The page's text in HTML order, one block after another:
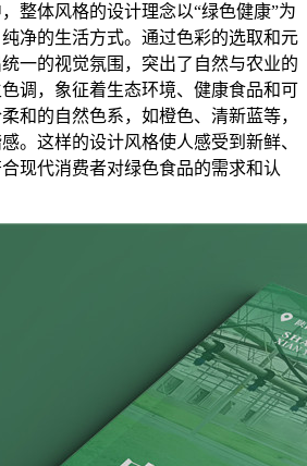
整体风格的设计理念以“绿色健康”为
净的生活方式。通过色彩的选取和元
一的视觉氛围，突出了自然与农业的
调，象征着生态环境、健康食品和可
和的自然色系，如橙色、清新蓝等，
。这样的设计风格使人感受到新鲜、
现代消费者对绿色食品的需求和认